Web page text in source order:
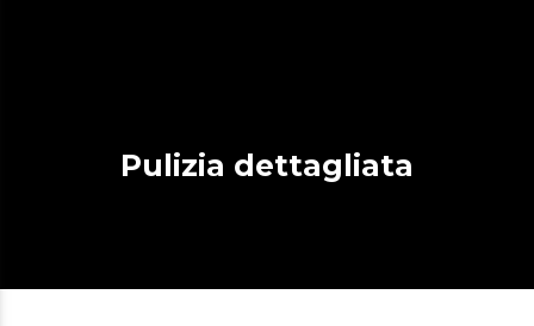
Pulizia dettagliata